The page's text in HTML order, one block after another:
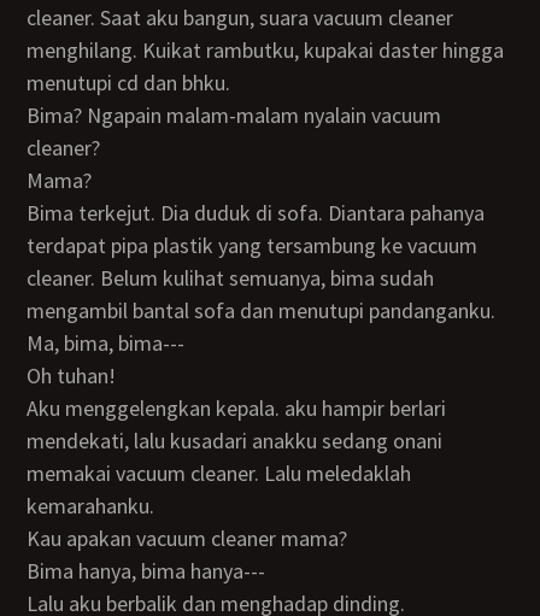
cleaner. Saat aku bangun, suara vacuum cleaner
menghilang. Kuikat rambutku, kupakai daster hingga
menutupi cd dan bhku.
Bima? Ngapain malam-malam nyalain vacuum
cleaner?
Mama?
Bima terkejut. Dia duduk di sofa. Diantara pahanya
terdapat pipa plastik yang tersambung ke vacuum
cleaner. Belum kulihat semuanya, bima sudah
mengambil bantal sofa dan menutupi pandanganku.
Ma, bima, bima---
Oh tuhan!
Aku menggelengkan kepala. aku hampir berlari
mendekati, lalu kusadari anakku sedang onani
memakai vacuum cleaner. Lalu meledaklah
kemarahanku.
Kau apakan vacuum cleaner mama?
Bima hanya, bima hanya---
Lalu aku berbalik dan menghadap dinding.